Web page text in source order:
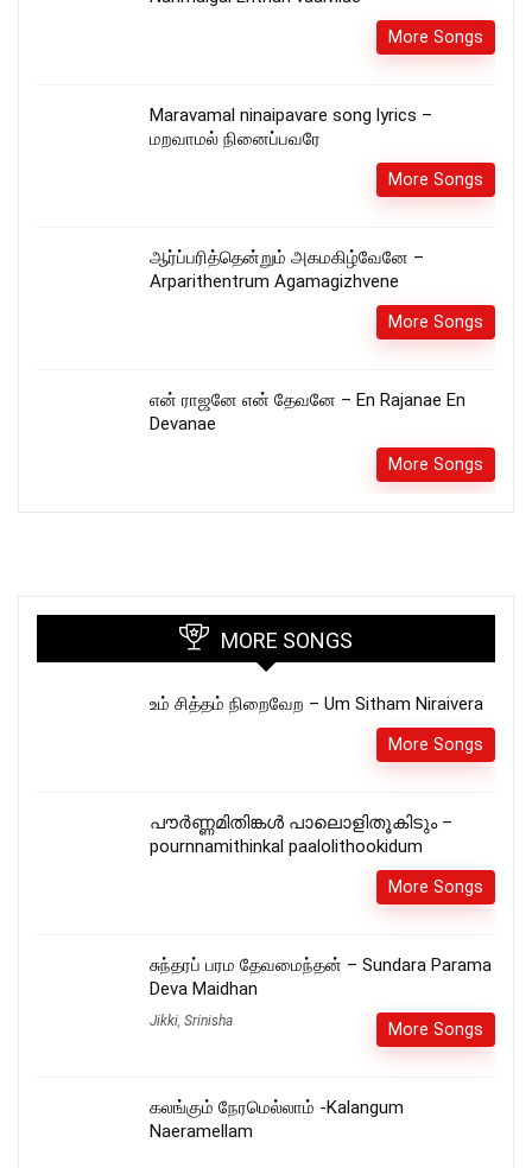
More Songs
Maravamal ninaipavare song lyrics –
மறவாமல் நினைப்பவரே
More Songs
ஆர்ப்பரித்தென்றும் அகமகிழ்வேனே –
Arparithentrum Agamagizhvene
More Songs
என் ராஜனே என் தேவனே – En Rajanae En
Devanae
More Songs
MORE SONGS
உம் சித்தம் நிறைவேற – Um Sitham Niraivera
More Songs
പൗർണ്ണമിതിങ്കൾ പാലൊളിതൂകിടും –
pournnamithinkal paalolithookidum
More Songs
சுந்தரப் பரம தேவமைந்தன் – Sundara Parama
Deva Maidhan
Jikki Srinisha More Songs
கலங்கும் நேரமெல்லாம் -Kalangum
Naeramellam